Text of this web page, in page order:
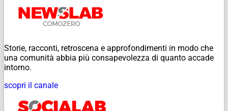
Storie, racconti, retroscena e approfondimenti in modo che
una comunità abbia più consapevolezza di quanto accade
intorno.
scopri il canale